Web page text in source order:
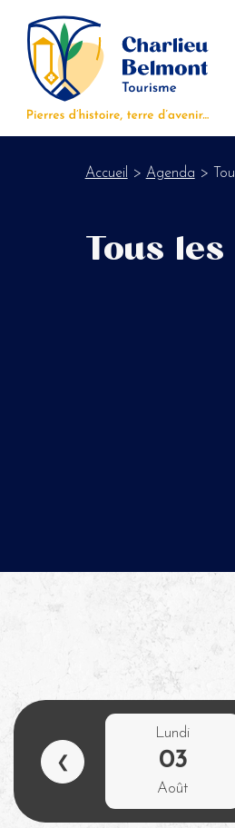
Accueil > Agenda >
Tous les
❮
Lundi
03
Août
Panneau de gestion des cookies